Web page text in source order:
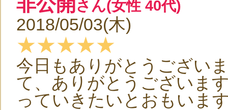
さん(女性 40代)
2018/05/03(木)
★★★★★
今日もありがとうござい
て、ありがとうございま
っていきたいとおもいま